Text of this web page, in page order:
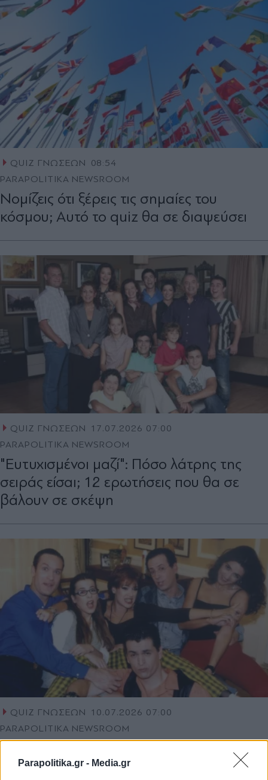
Parapolitika.gr - Media.gr
QUIZ ΓΝΩΣΕΩΝ
08:54
PARAPOLITIKA NEWSROOM
Νομίζεις ότι ξέρεις τις σημαίες του
κόσμου; Αυτό το quiz θα σε διαψεύσει
QUIZ ΓΝΩΣΕΩΝ
17.07.2026 07:00
PARAPOLITIKA NEWSROOM
"Ευτυχισμένοι μαζί": Πόσο λάτρης της
σειράς είσαι; 12 ερωτήσεις που θα σε
βάλουν σε σκέψη
QUIZ ΓΝΩΣΕΩΝ
10.07.2026 07:00
PARAPOLITIKA NEWSROOM
Quiz "Κωνσταντίνου και Ελένης": Πόσο
λάτρης της σειράς είσαι; Απόδειξέ το